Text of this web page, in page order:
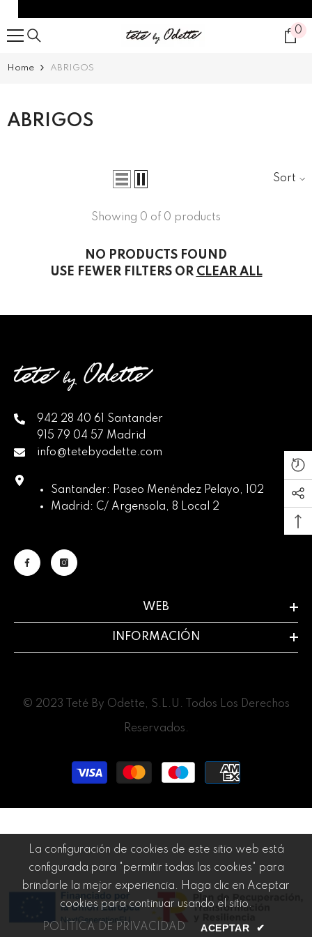
0
0
Home ABRIGOS
ABRIGOS
Sort
Showing 0 of 0 products
NO PRODUCTS FOUND
USE FEWER FILTERS OR CLEAR ALL
942 28 40 61 Santander
915 79 04 57 Madrid
info@tetebyodette.com
Santander: Paseo Menéndez Pelayo, 102
Madrid: C/ Argensola, 8 Local 2
WEB
INFORMACIÓN
© 2023 Teté By Odette, S.L.U. Todos Los Derechos
Reservados.
Payment
methods
La configuración de cookies de este sitio web está
configurada para "permitir todas las cookies" para
brindarle la mejor experiencia. Haga clic en Aceptar
cookies para continuar usando el sitio.
POLÍTICA DE PRIVACIDAD ACEPTAR ✔